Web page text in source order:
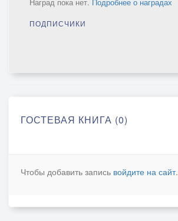
ПОДПИСЧИКИ
ГОСТЕВАЯ КНИГА (0)
Чтобы добавить запись войдите на сайт.